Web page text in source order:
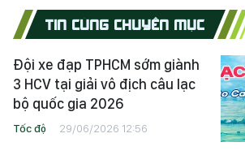
TIN CÙNG CHUYÊN MỤC
Đội xe đạp TPHCM sớm giành
3 HCV tại giải vô địch câu lạc
bộ quốc gia 2026
Tốc độ 29/06/2026 12:56